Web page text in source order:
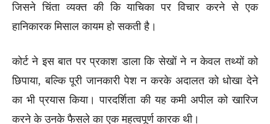
जिसने चिंता व्यक्त की कि याचिका पर विचार करने से एक
हानिकारक मिसाल कायम हो सकती है।
कोर्ट ने इस बात पर प्रकाश डाला कि सेखों ने न केवल तथ्यों को
छिपाया, बल्कि पूरी जानकारी पेश न करके अदालत को धोखा देने
का भी प्रयास किया। पारदर्शिता की यह कमी अपील को खारिज
करने के उनके फैसले का एक महत्वपूर्ण कारक थी।